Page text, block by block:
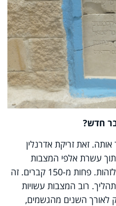
חדש?
זאת זריקת אדרנלין
עשרת אלפי המצבות
בחשפנו, רק מעט מאוד ניתן לזהות. פחות מ-150 קברים. זה
רוב המצבות עשויות
לאורך השנים מהגשמים,